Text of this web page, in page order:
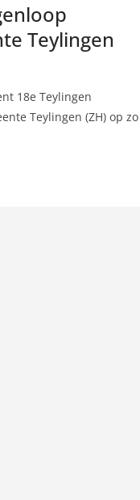
Teylingen
18e Teylingen
Teylingen (ZH) op zo